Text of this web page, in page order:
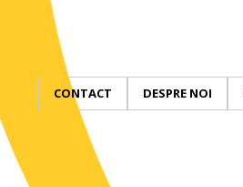
CONTACT DESPRE NOI